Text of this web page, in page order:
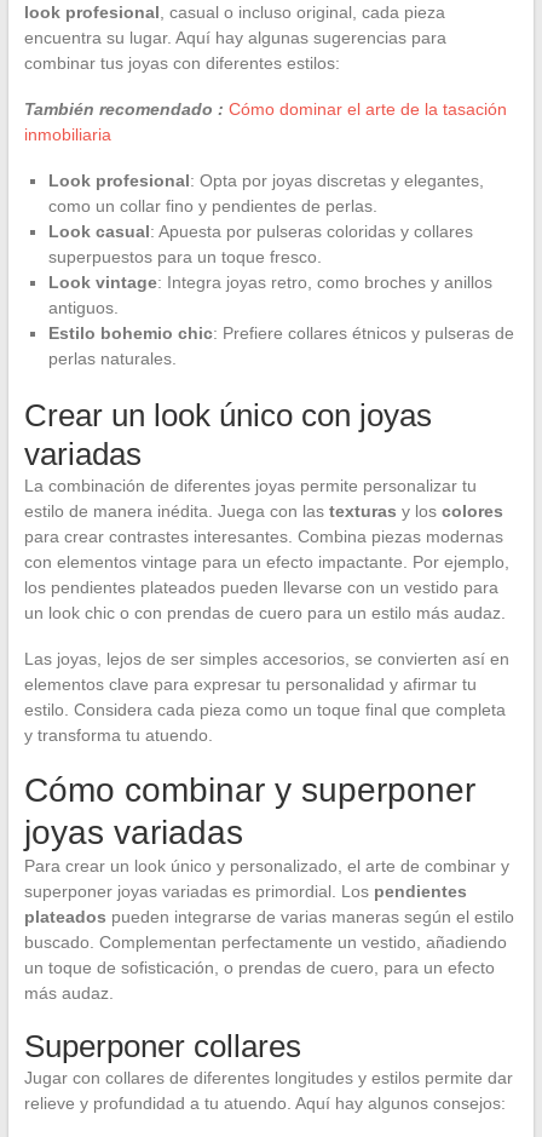
look profesional , casual o incluso original, cada pieza
encuentra su lugar. Aquí hay algunas sugerencias para
combinar tus joyas con diferentes estilos:
También recomendado : Cómo dominar el arte de la tasación
inmobiliaria
Look profesional: Opta por joyas discretas y elegantes,
como un collar fino y pendientes de perlas.
Look casual: Apuesta por pulseras coloridas y collares
superpuestos para un toque fresco.
Look vintage: Integra joyas retro, como broches y anillos
antiguos.
Estilo bohemio chic: Prefiere collares étnicos y pulseras de
perlas naturales.
Crear un look único con joyas
variadas
La combinación de diferentes joyas permite personalizar tu
estilo de manera inédita. Juega con las texturas y los colores
para crear contrastes interesantes. Combina piezas modernas
con elementos vintage para un efecto impactante. Por ejemplo,
los pendientes plateados pueden llevarse con un vestido para
un look chic o con prendas de cuero para un estilo más audaz.
Las joyas, lejos de ser simples accesorios, se convierten así en
elementos clave para expresar tu personalidad y afirmar tu
estilo. Considera cada pieza como un toque final que completa
y transforma tu atuendo.
Cómo combinar y superponer
joyas variadas
Para crear un look único y personalizado, el arte de combinar y
superponer joyas variadas es primordial. Los pendientes
plateados pueden integrarse de varias maneras según el estilo
buscado. Complementan perfectamente un vestido, añadiendo
un toque de sofisticación, o prendas de cuero, para un efecto
más audaz.
Superponer collares
Jugar con collares de diferentes longitudes y estilos permite dar
relieve y profundidad a tu atuendo. Aquí hay algunos consejos: